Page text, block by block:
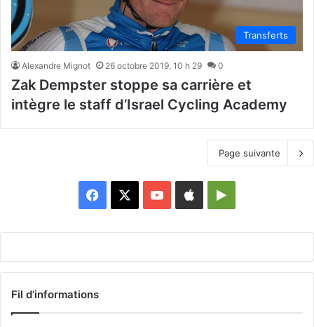
Transferts
Alexandre Mignot 26 octobre 2019, 10 h 29 0
Zak Dempster stoppe sa carrière et
intègre le staff d’Israel Cycling Academy
Page suivante
Facebook YouTubeAppleGoogle
Fil d’informations